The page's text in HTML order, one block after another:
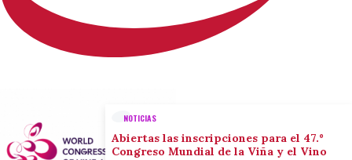
NOTICIAS
Abiertas las inscripciones para el 47.º
Congreso Mundial de la Viña y el Vino